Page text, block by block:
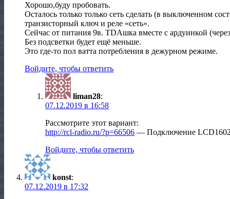
Хорошо,буду пробовать.
Осталось только только сеть сделать (в выключенном
транзисторный ключ и реле «сеть».
Сейчас от питания 9в. TDAшка вместе с ардуинкой
Без подсветки будет ещё меньше.
Это где-то пол ватта потребления в дежурном режиме.
Войдите, чтобы ответить
liman28:
07.12.2019 в 16:58
Рассмотрите этот вариант:
http://rcl-radio.ru/?p=66506 — Подключение
Войдите, чтобы ответить
konst:
07.12.2019 в 17:32